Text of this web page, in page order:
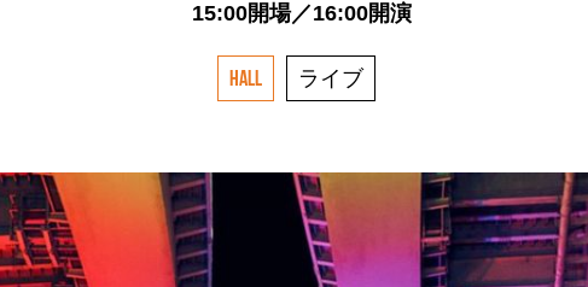
15:00開場／16:00開演
HALL ライブ